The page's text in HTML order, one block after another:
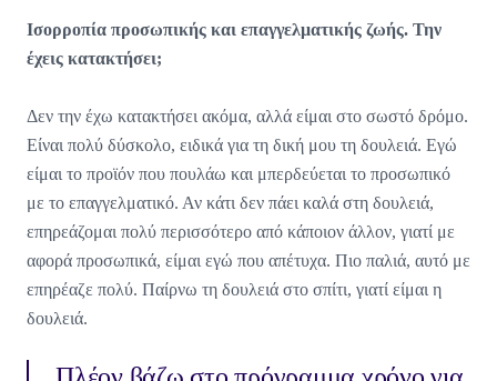
Ισορροπία προσωπικής και επαγγελματικής ζωής. Την
έχεις κατακτήσει;
Δεν την έχω κατακτήσει ακόμα, αλλά είμαι στο σωστό δρόμο.
Είναι πολύ δύσκολο, ειδικά για τη δική μου τη δουλειά. Εγώ
είμαι το προϊόν που πουλάω και μπερδεύεται το προσωπικό
με το επαγγελματικό. Αν κάτι δεν πάει καλά στη δουλειά,
επηρεάζομαι πολύ περισσότερο από κάποιον άλλον, γιατί με
αφορά προσωπικά, είμαι εγώ που απέτυχα. Πιο παλιά, αυτό με
επηρέαζε πολύ. Παίρνω τη δουλειά στο σπίτι, γιατί είμαι η
δουλειά.